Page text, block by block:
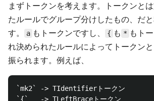
まずトークンを考えます。トークンと
たルールでグループ分けしたもの、だ
す。
a もトークンですし、 { も * もト
れ決められたルールによってトークン
振られます。例えば、
`mk2` -> TIdentifierトークン
`{`   -> TLeftBraceトークン